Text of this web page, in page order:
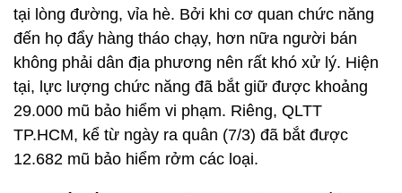
tại lòng đường, vỉa hè. Bởi khi cơ quan chức năng
đến họ đẩy hàng tháo chạy, hơn nữa người bán
không phải dân địa phương nên rất khó xử lý. Hiện
tại, lực lượng chức năng đã bắt giữ được khoảng
29.000 mũ bảo hiểm vi phạm. Riêng, QLTT
TP.HCM, kể từ ngày ra quân (7/3) đã bắt được
12.682 mũ bảo hiểm rởm các loại.